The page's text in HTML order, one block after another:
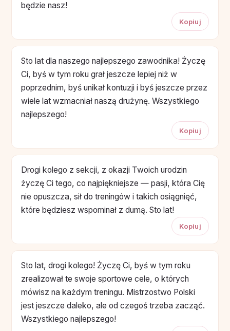
będzie nasz!
Kopiuj
Sto lat dla naszego najlepszego zawodnika! Życzę
Ci, byś w tym roku grał jeszcze lepiej niż w
poprzednim, byś unikał kontuzji i byś jeszcze przez
wiele lat wzmacniał naszą drużynę. Wszystkiego
najlepszego!
Kopiuj
Drogi kolego z sekcji, z okazji Twoich urodzin
życzę Ci tego, co najpiękniejsze — pasji, która Cię
nie opuszcza, sił do treningów i takich osiągnięć,
które będziesz wspominał z dumą. Sto lat!
Kopiuj
Sto lat, drogi kolego! Życzę Ci, byś w tym roku
zrealizował te swoje sportowe cele, o których
mówisz na każdym treningu. Mistrzostwo Polski
jest jeszcze daleko, ale od czegoś trzeba zacząć.
Wszystkiego najlepszego!